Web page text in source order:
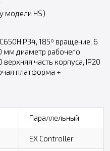
модели HS)
P34, 185º вращение, 6
мм диаметр рабочего
часть корпуса, IP20
платформа +
Параллельный
EX Controller